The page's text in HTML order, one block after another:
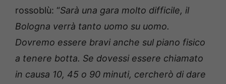
rossoblù: “Sarà una gara molto difficile, il
Bologna verrà tanto uomo su uomo.
Dovremo essere bravi anche sul piano fisico
a tenere botta. Se dovessi essere chiamato
in causa 10, 45 o 90 minuti, cercherò di dare